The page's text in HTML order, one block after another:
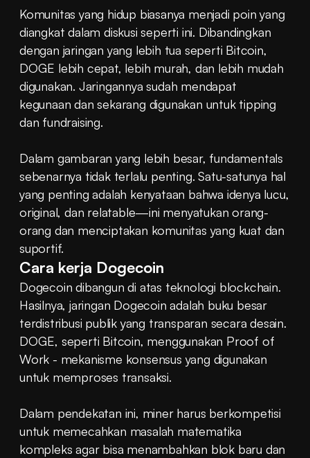
Komunitas yang hidup biasanya menjadi poin yang
diangkat dalam diskusi seperti ini. Dibandingkan
dengan jaringan yang lebih tua seperti Bitcoin,
DOGE lebih cepat, lebih murah, dan lebih mudah
digunakan. Jaringannya sudah mendapat
kegunaan dan sekarang digunakan untuk tipping
dan fundraising.
Dalam gambaran yang lebih besar, fundamentals
sebenarnya tidak terlalu penting. Satu-satunya hal
yang penting adalah kenyataan bahwa idenya lucu,
original, dan relatable—ini menyatukan orang-
orang dan menciptakan komunitas yang kuat dan
suportif.
Cara kerja Dogecoin
Dogecoin dibangun di atas teknologi blockchain.
Hasilnya, jaringan Dogecoin adalah buku besar
terdistribusi publik yang transparan secara desain.
DOGE, seperti Bitcoin, menggunakan Proof of
Work - mekanisme konsensus yang digunakan
untuk memproses transaksi.
Dalam pendekatan ini, miner harus berkompetisi
untuk memecahkan masalah matematika
kompleks agar bisa menambahkan blok baru dan